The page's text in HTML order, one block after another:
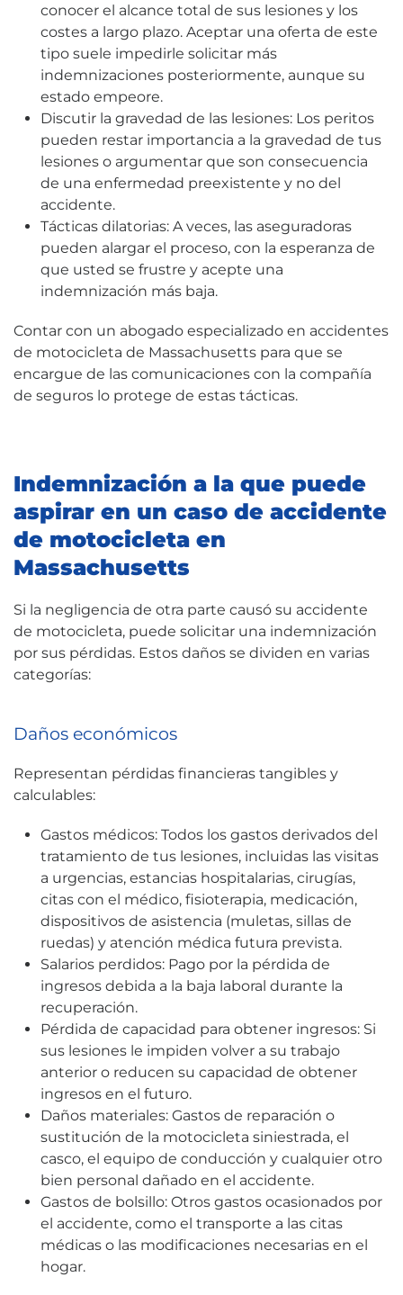
conocer el alcance total de sus lesiones y los
costes a largo plazo. Aceptar una oferta de este
tipo suele impedirle solicitar más
indemnizaciones posteriormente, aunque su
estado empeore.
Discutir la gravedad de las lesiones: Los peritos
pueden restar importancia a la gravedad de tus
lesiones o argumentar que son consecuencia
de una enfermedad preexistente y no del
accidente.
Tácticas dilatorias: A veces, las aseguradoras
pueden alargar el proceso, con la esperanza de
que usted se frustre y acepte una
indemnización más baja.
Contar con un abogado especializado en accidentes
de motocicleta de Massachusetts para que se
encargue de las comunicaciones con la compañía
de seguros lo protege de estas tácticas.
Indemnización a la que puede
aspirar en un caso de accidente
de motocicleta en
Massachusetts
Si la negligencia de otra parte causó su accidente
de motocicleta, puede solicitar una indemnización
por sus pérdidas. Estos daños se dividen en varias
categorías:
Daños económicos
Representan pérdidas financieras tangibles y
calculables:
Gastos médicos: Todos los gastos derivados del
tratamiento de tus lesiones, incluidas las visitas
a urgencias, estancias hospitalarias, cirugías,
citas con el médico, fisioterapia, medicación,
dispositivos de asistencia (muletas, sillas de
ruedas) y atención médica futura prevista.
Salarios perdidos: Pago por la pérdida de
ingresos debida a la baja laboral durante la
recuperación.
Pérdida de capacidad para obtener ingresos: Si
sus lesiones le impiden volver a su trabajo
anterior o reducen su capacidad de obtener
ingresos en el futuro.
Daños materiales: Gastos de reparación o
sustitución de la motocicleta siniestrada, el
casco, el equipo de conducción y cualquier otro
bien personal dañado en el accidente.
Gastos de bolsillo: Otros gastos ocasionados por
el accidente, como el transporte a las citas
médicas o las modificaciones necesarias en el
hogar.